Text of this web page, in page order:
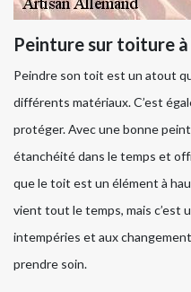
Peinture sur toiture
Peindre son toit est un atout
différents matériaux. C’est
protéger. Avec une bonne
étanchéité dans le temps et
que le toit est un élément à
vient tout le temps, mais c’est
intempéries et aux
prendre soin.